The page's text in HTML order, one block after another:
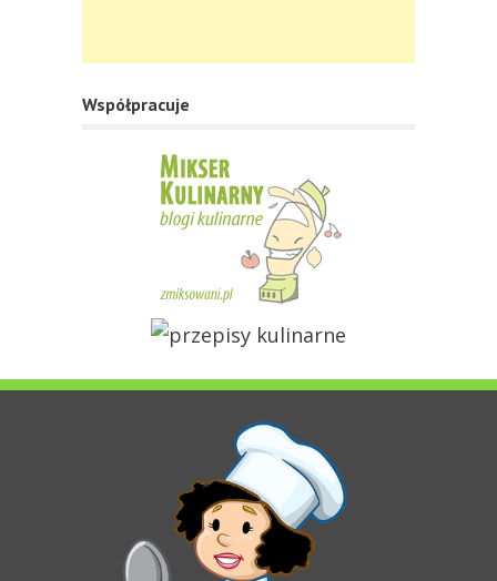
Współpracuje